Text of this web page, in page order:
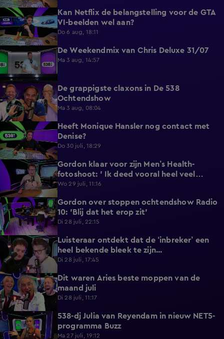
5:12
Kan Netflix de belangstelling voor de GTA
VI-beelden wel aan?
Do 6 aug, 18:11
24:39 De Weekendmix van Chris Deluxe 31/07
Ma 3 aug, 14:57
1:36
De grappigste claxons in De 538
Ochtendshow
Ma 3 aug, 08:04
5:35
Heeft Monique Hansler nog contact met
Denise?
Do 30 juli, 18:29
4:33
Gordon klaar voor zijn Men’s Health-
fotoshoot: ' Ik deed vooral heel veel
wandelen'.
Wo 29 juli, 11:16
4:28
Gordon over stoppen ochtendshow Radio
10: 'Blij dat het erop zit'
Di 28 juli, 22:15
4:45
Luisteraar ontdekt dat de ‘inbreker’ een
heel bekende bleek te zijn...
Di 28 juli, 17:45
2:23
Dit waren Aries beste moppen van de
maand juli
Di 28 juli, 11:17
3:09
538-dj Julia van Reyendam in nieuw NET5-
programma Buzz
Ma 27 juli, 19:12